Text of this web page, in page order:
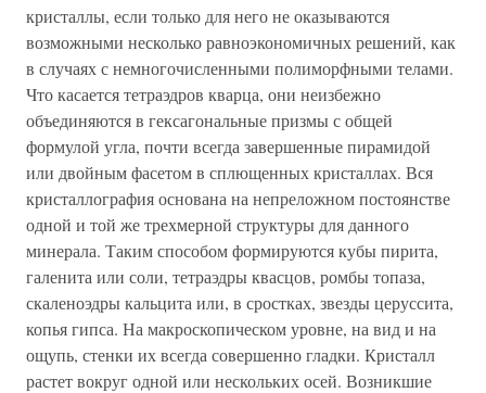
кристаллы, если только для него не оказываются
возможными несколько равноэкономичных решений, как
в случаях с немногочисленными полиморфными телами.
Что касается тетраэдров кварца, они неизбежно
объединяются в гексагональные призмы с общей
формулой угла, почти всегда завершенные пирамидой
или двойным фасетом в сплющенных кристаллах. Вся
кристаллография основана на непреложном постоянстве
одной и той же трехмерной структуры для данного
минерала. Таким способом формируются кубы пирита,
галенита или соли, тетраэдры квасцов, ромбы топаза,
скаленоэдры кальцита или, в сростках, звезды церуссита,
копья гипса. На макроскопическом уровне, на вид и на
ощупь, стенки их всегда совершенно гладки. Кристалл
растет вокруг одной или нескольких осей. Возникшие